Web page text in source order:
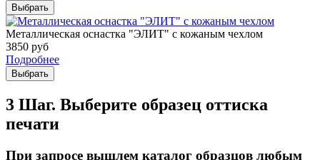
Выбрать
Металлическая оснастка "ЭЛИТ" с кожаным чехлом
3850 руб
Подробнее
Выбрать
3 Шаг. Выберите образец оттиска
печати
При запросе вышлем каталог образцов любым